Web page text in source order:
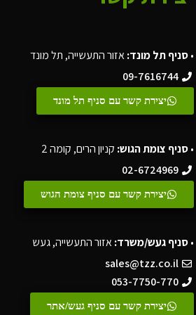
•סניף תל מונד:אזור התעשייה, תל מונד
09-7616744
יצירת קשר עם סניף תל מונד
•סניף צומת הגוש: קניון הרים, קומה 2
02-6724969
יצירת קשר עם סניף צומת הגוש
•סניף געש/משרד:אזור התעשייה, געש
sales@tzz.co.il
053-7750-770
יצירת קשר עם סניף געש/אתר